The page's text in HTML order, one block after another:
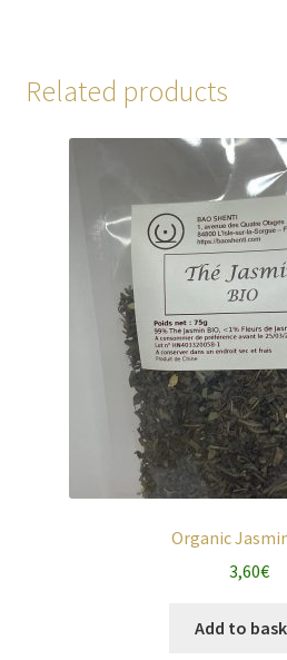
Related products
Organic
3,60€
Add to